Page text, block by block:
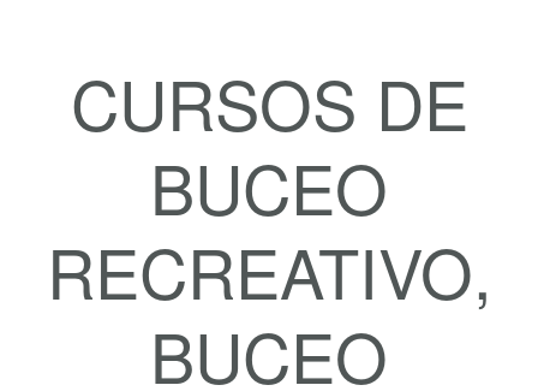
CURSOS DE
BUCEO
RECREATIVO,
BUCEO